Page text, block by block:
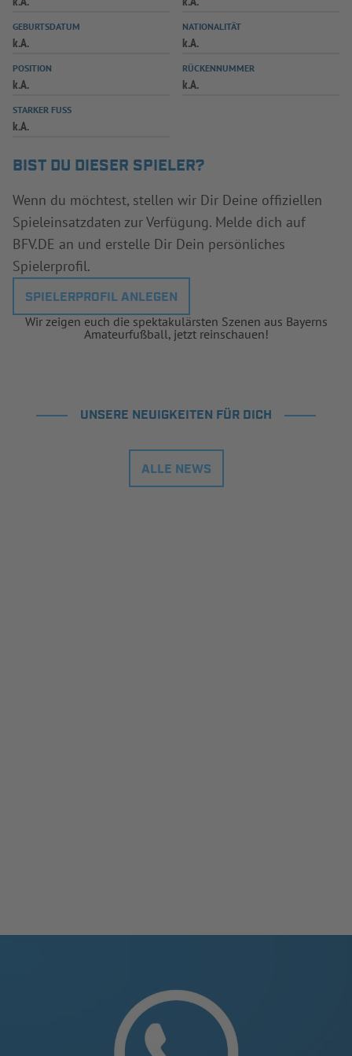
SPIELPLUS
GEBURTSDATUM
k.A.
NATIONALITÄT
k.A.
POSITION
k.A.
RÜCKENNUMMER
k.A.
STARKER FUSS
k.A.
BIST DU DIESER SPIELER?
Wenn du möchtest, stellen wir Dir Deine offiziellen
Spieleinsatzdaten zur Verfügung. Melde dich auf
BFV.DE an und erstelle Dir Dein persönliches
Spielerprofil.
SPIELERPROFIL ANLEGEN
Wir zeigen euch die spektakulärsten Szenen aus Bayerns
Amateurfußball, jetzt reinschauen!
UNSERE NEUIGKEITEN FÜR DICH
ALLE NEWS